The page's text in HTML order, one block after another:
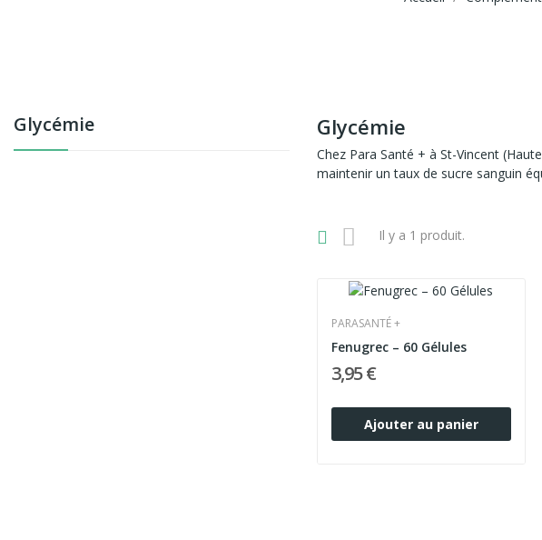
Glycémie Glycémie
Chez Para Santé + à St-Vincent
maintenir un taux de sucre sanguin
Il y a 1 produit.
PARASANTÉ +
Fenugrec – 60 Gélules
3,95 €
Ajouter au panier